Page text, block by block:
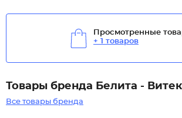
Просмотренные
+ 1 товаров
Товары бренда Белита -
Все товары бренда